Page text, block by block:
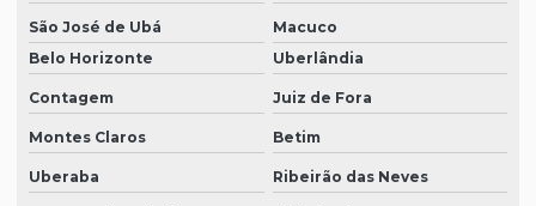
São José de Ubá
Macuco
Belo Horizonte
Uberlândia
Contagem Juiz de Fora
Montes Claros Betim
Uberaba Ribeirão das Neves